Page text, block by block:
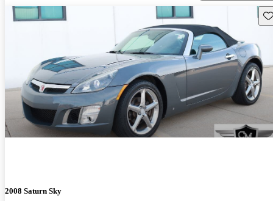
2008 Saturn Sky